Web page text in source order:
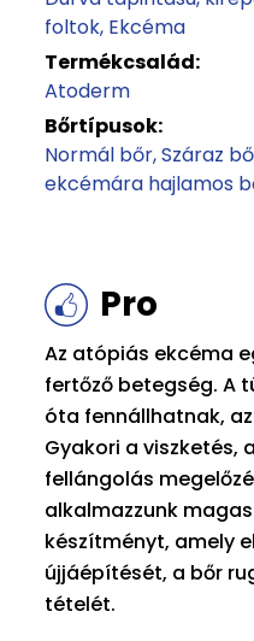
foltok Ekcéma
Termékcsalád:
Atoderm
Bőrtípusok:
Normál bőr Száraz
ekcémára hajlamos
Pro
Az atópiás ekcéma
fertőző betegség. A
óta fennállhatnak,
Gyakori a viszketés,
fellángolás
alkalmazzunk
készítményt, amely
újjáépítését, a bőr
tételét.